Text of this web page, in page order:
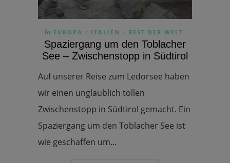
In EUROPA / ITALIEN / REST DER WELT
Spaziergang um den Toblacher
See – Zwischenstopp in Südtirol
Auf unserer Reise zum Ledorsee haben
wir einen unglaublich tollen
Zwischenstopp in Südtirol gemacht. Ein
Spaziergang um den Toblacher See ist
wie geschaffen um…